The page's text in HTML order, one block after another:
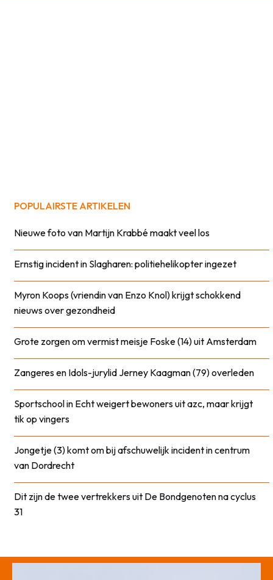
POPULAIRSTE ARTIKELEN
Nieuwe foto van Martijn Krabbé maakt veel los
Ernstig incident in Slagharen: politiehelikopter ingezet
Myron Koops (vriendin van Enzo Knol) krijgt schokkend
nieuws over gezondheid
Grote zorgen om vermist meisje Foske (14) uit Amsterdam
Zangeres en Idols-jurylid Jerney Kaagman (79) overleden
Sportschool in Echt weigert bewoners uit azc, maar krijgt
tik op vingers
Jongetje (3) komt om bij afschuwelijk incident in centrum
van Dordrecht
Dit zijn de twee vertrekkers uit De Bondgenoten na cyclus
31